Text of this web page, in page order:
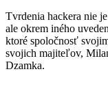
Tvrdenia hackera nie
ale okrem iného
ktoré spoločnosť
svojich majiteľov,
Dzamka.